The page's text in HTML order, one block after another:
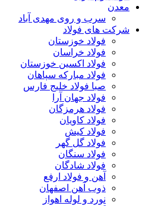
معدن
سرب و روی مهدی آباد
شرکت های فولاد
فولاد خوزستان
فولاد خراسان
فولاد اکسین خوزستان
فولاد مبارکه سپاهان
صبا فولاد خلیج فارس
فولاد جهان آرا
فولاد هرمزگان
فولاد کاویان
فولاد کیش
فولاد گل گهر
فولاد سنگان
فولاد شادگان
آهن و فولاد ارفع
ذوب آهن اصفهان
نورد و لوله اهواز